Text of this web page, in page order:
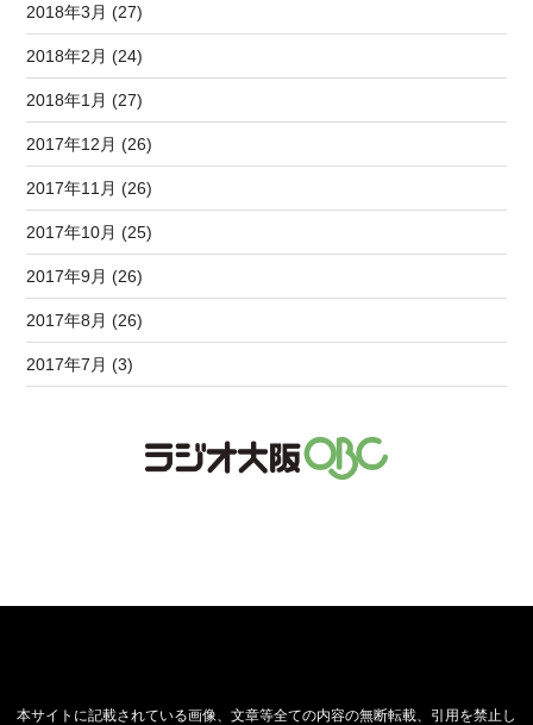
2018年3月 (27)
2018年2月 (24)
2018年1月 (27)
2017年12月 (26)
2017年11月 (26)
2017年10月 (25)
2017年9月 (26)
2017年8月 (26)
2017年7月 (3)
本サイトに記載されている画像、文章等全ての内容の無断転載、引用を禁止し